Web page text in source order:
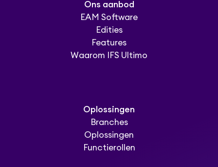
Ons aanbod
EAM Software
Edities
Features
Waarom IFS Ultimo
Oplossingen
Branches
Oplossingen
Functierollen